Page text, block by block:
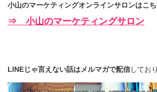
小山のマーケティングオンラインサロンはこち
⇒ 小山のマーケティングサロン
LINEじゃ言えない話はメルマガで配信してお